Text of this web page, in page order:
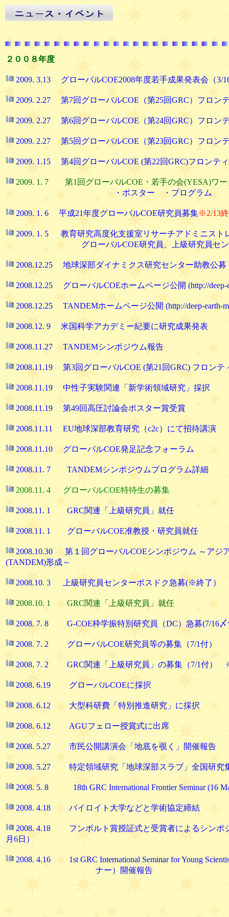
２００８年度
2009. 3.13 グローバルCOE2008年度若手成果発表会（3/
2009. 2.27 第7回グローバルCOE（第25回GRC）フロン
2009. 2.27 第6回グローバルCOE（第24回GRC）フロン
2009. 2.27 第5回グローバルCOE（第23回GRC）フロン
2009. 1.15 第4回グローバルCOE (第22回GRC)フロンテ
2009. 1. 7 第1回グローバルCOE・若手の会(YESA)ワー
・ポスター
・プログラム
2009. 1. 6 平成21年度グローバルCOE研究員募集※2/13
2009. 1. 5 教育研究高度化支援室リサーチアドミニスト
グローバルCOE研究員、上級研究員センタ
2008.12.25 地球深部ダイナミクス研究センター助教公
2008.12.25 グローバルCOEホームページ公開 (http://deep-
2008.12.25 TANDEMホームページ公開 (http://deep-earth-
2008.12. 9 米国科学アカデミー紀要に研究成果発表
2008.11.27 TANDEMシンポジウム報告
2008.11.19 第3回グローバルCOE (第21回GRC) フロンテ
2008.11.19 中性子実験関連「新学術領域研究」採択
2008.11.19 第49回高圧討論会ポスター賞受賞
2008.11.11 EU地球深部教育研究（c2c）にて招待講演
2008.11.10 グローバルCOE発足記念フォーラム
2008.11. 7 TANDEMシンポジウムプログラム詳細
2008.11. 4 グローバルCOE特待生の募集
2008.11. 1 GRC関連「上級研究員」就任
2008.11. 1 グローバルCOE准教授・研究員就任
2008.10.30 第１回グローバルCOEシンポジウム ～アジ
(TANDEM)形成～
2008.10. 3 上級研究員センターポスドク急募(※終了）
2008.10. 1 GRC関連「上級研究員」就任
2008. 7. 8 G-COE枠学振特別研究員（DC）急募(7/16
2008. 7. 2 グローバルCOE研究員等の募集（7/1付）
2008. 7. 2 GRC関連「上級研究員」の募集（7/1付）
2008. 6.19 グローバルCOEに採択
2008. 6.12 大型科研費「特別推進研究」に採択
2008. 6.12 AGUフェロー授賞式に出席
2008. 5.27 市民公開講演会「地底を覗く」開催報告
2008. 5.27 特定領域研究「地球深部スラブ」全国研究
2008. 5. 8 18th GRC International Frontier Seminar (16
2008. 4.18 バイロイト大学などと学術協定締結
2008. 4.18 フンボルト賞授証式と受賞者によるシンポ
月6日）
2008. 4.16 1st GRC International Seminar for Young
ナー）開催報告